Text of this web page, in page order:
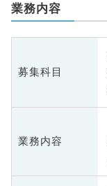
業務内容
募集科目
業務内容